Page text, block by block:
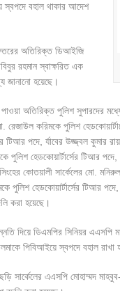
স্বপদে বহাল থাকার আদেশ
অতিরিক্ত ডিআইজি
রহমান স্বাক্ষরিত এক
হয়েছে।
অতিরিক্ত পুলিশ সুপারদের
রেজাউল করিমকে পুলিশ
টিআর পদে, র্যাবের উজ্জ্বল কুমার
পুলিশ হেডকোয়ার্টার্সের টিআর
কোতয়ালী সার্কেলের মো. মনিরুল
পুলিশ হেডকোয়ার্টার্সের টিআর
করা হয়েছে।
দিয়ে ডিএমপির সিনিয়র এএসপি
পিবিআইয়ে স্বপদে বহাল রাখা
সার্কেলের এএসপি মোহাম্মদ